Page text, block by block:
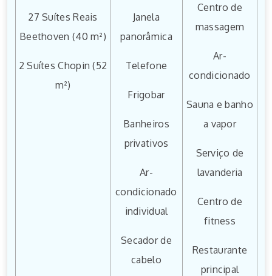
27 Suítes Reais
Beethoven (40 m²)
2 Suítes Chopin (52
m²)
Janela
panorâmica
Telefone
Frigobar
Banheiros
privativos
Ar-
condicionado
individual
Secador de
cabelo
Centro de
massagem
Ar-
condicionado
Sauna e banho
a vapor
Serviço de
lavanderia
Centro de
fitness
Restaurante
principal